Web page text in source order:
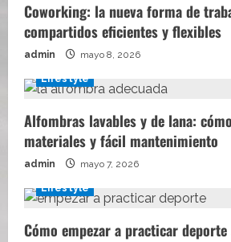
Coworking: la nueva forma de
compartidos eficientes y flexibles
admin mayo 8, 2026
Lifestyle
Alfombras lavables y de lana:
materiales y fácil mantenimiento
admin mayo 7, 2026
Lifestyle
Cómo empezar a practicar